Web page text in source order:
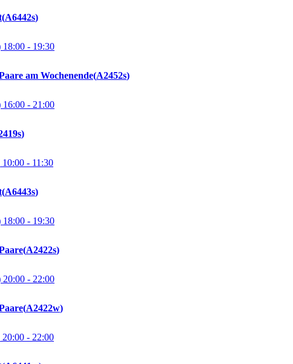
A6442s
18:00 - 19:30
am Wochenende A2452s
16:00 - 21:00
10:00 - 11:30
A6443s
18:00 - 19:30
A2422s
20:00 - 22:00
A2422w
20:00 - 22:00